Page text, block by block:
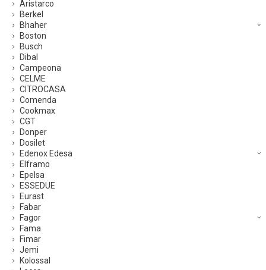
Aristarco
Berkel
Bhaher
Boston
Busch
Dibal
Campeona
CELME
CITROCASA
Comenda
Cookmax
CGT
Donper
Dosilet
Edenox Edesa
Elframo
Epelsa
ESSEDUE
Eurast
Fabar
Fagor
Fama
Fimar
Jemi
Kolossal